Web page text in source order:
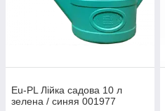
Eu-PL Лійка садова 10 л
зелена / синяя 001977